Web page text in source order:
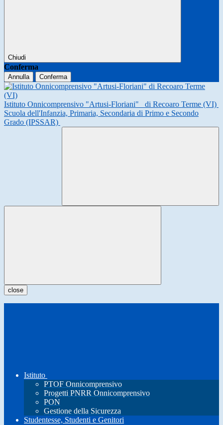
Chiudi
Conferma
Annulla Conferma
Istituto Onnicomprensivo "Artusi-Floriani"
di Recoaro Terme (VI)
Scuola dell'Infanzia, Primaria, Secondaria di Primo e Secondo
Grado (IPSSAR)
close
Istituto
PTOF Onnicomprensivo
Progetti PNRR Onnicomprensivo
PON
Gestione della Sicurezza
Studentesse, Studenti e Genitori